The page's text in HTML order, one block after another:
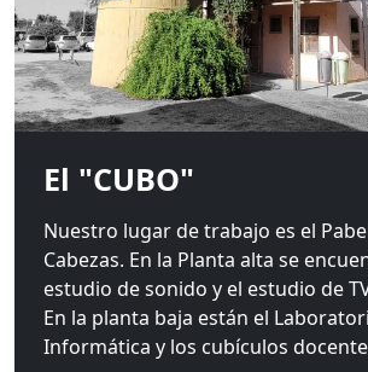
El "CUBO"
Nuestro lugar de trabajo es el
Cabezas. En la Planta alta se
estudio de sonido y el estudio de
En la planta baja están el
Informática y los cubículos